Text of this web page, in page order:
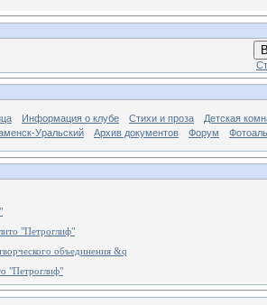
Информация о клубе Стихи и проза
Детская
Уральский
Архив документов Форум
"Петроглиф"
объединения &q
"Петроглиф"